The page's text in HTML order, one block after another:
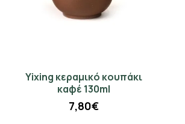
Yixing κεραμικό κουπάκι
καφέ 130ml
7,80€